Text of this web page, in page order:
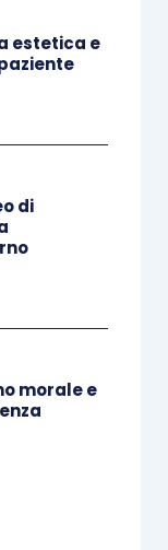
L’arbitrato,
la
invece,
soltanto
ad un
in
non
o difetto di
Corte
estetica e
di
morale e